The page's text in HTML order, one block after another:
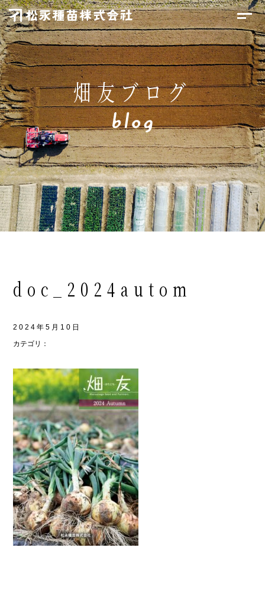
畑友ブログ
doc_2024autom
2024年5月10日
カテゴリ：